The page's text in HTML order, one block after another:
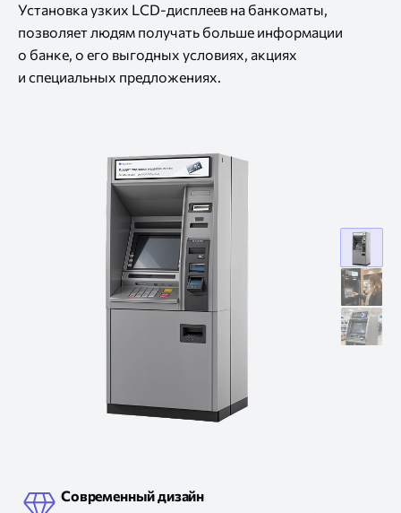
Установка узких LCD-дисплеев на банкоматы,
позволяет людям получать больше информации
о банке, о его выгодных условиях, акциях
и специальных предложениях.
дисплей
в
экран
для
Современный дизайн